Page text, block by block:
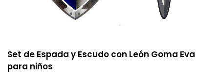
Set de Espada y Escudo con León Goma Eva
para niños